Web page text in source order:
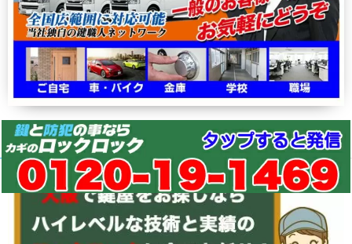
悪質な仲介業者にご注意を